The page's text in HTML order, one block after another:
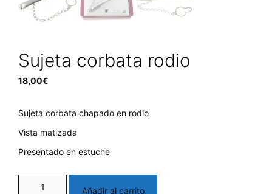
Sujeta corbata rodio
18,00€
Sujeta corbata chapado en rodio
Vista matizada
Presentado en estuche
Sujeta
Añadir al carrito